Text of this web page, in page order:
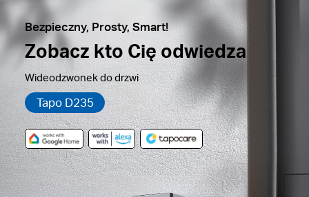
Bezpieczny, Prosty, Smart!
Zobacz kto Cię odwiedza
Wideodzwonek do drzwi
Tapo D235